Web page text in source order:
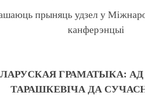
прыняць удзел у
канферэнцыі
ГРАМАТЫКА: АД
ТАРАШКЕВІЧА ДА